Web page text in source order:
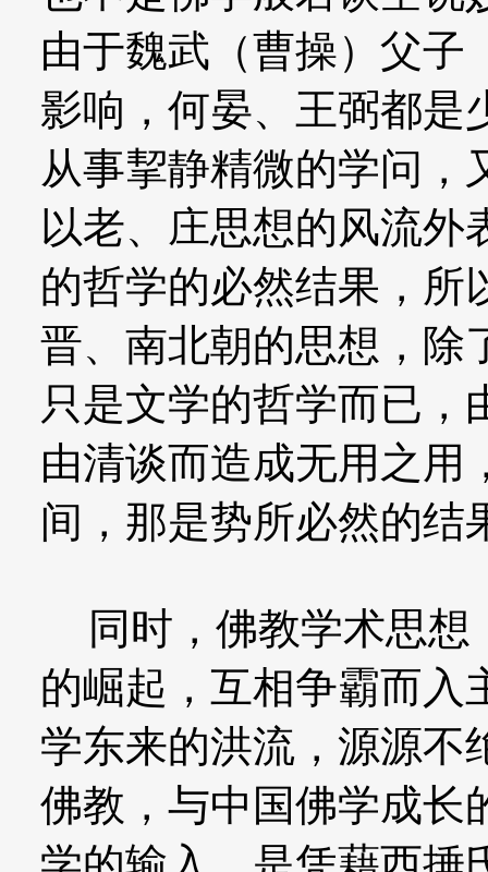
由于魏武（曹操）父子
影响，何晏、王弼都是
从事挈静精微的学问，
以老、庄思想的风流外
的哲学的必然结果，所
晋、南北朝的思想，除
只是文学的哲学而已，
由清谈而造成无用之用
间，那是势所必然的结
同时，佛教学术思想
的崛起，互相争霸而入
学东来的洪流，源源不
佛教，与中国佛学成长